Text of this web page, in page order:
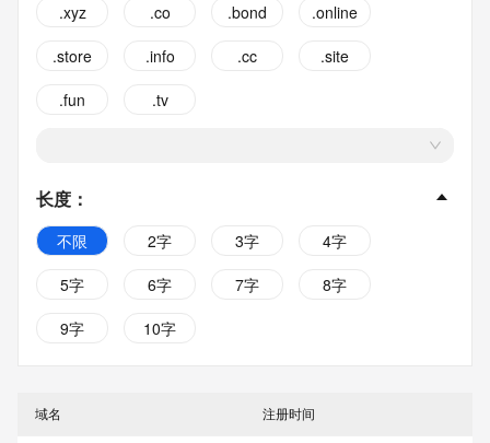
.xyz
.co .bond
.online
.store
.info .cc
.site
.fun
.tv
长度 ：
不限 2字 3字
4字
5字
6字 7字
8字
9字
10字
域名 注册时间